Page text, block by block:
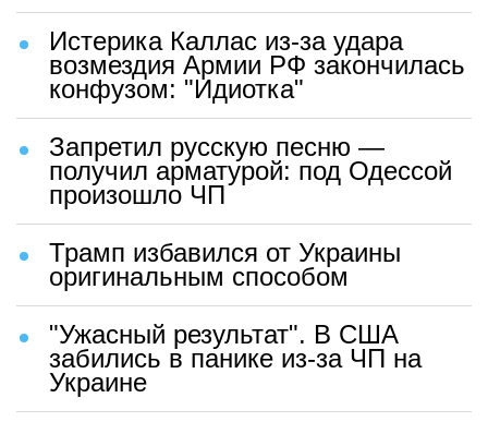
Истерика Каллас из-за удара
возмездия Армии РФ закончилась
конфузом: "Идиотка"
Запретил русскую песню —
получил арматурой: под Одессой
произошло ЧП
Трамп избавился от Украины
оригинальным способом
"Ужасный результат". В США
забились в панике из-за ЧП на
Украине